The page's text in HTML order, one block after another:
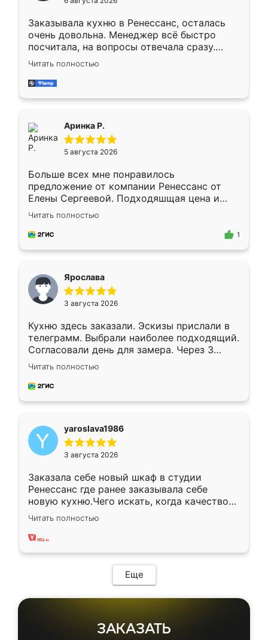
мебели буду заказывать только здесь.
Заказывала кухню в Ренессанс, осталась
очень довольна. Менеджер всё быстро
посчитала, на вопросы отвечала сразу.
Замерщик приехал в субботу, подошёл к
делу со всей ответственностью. Собрали
за день, ребята работали аккуратно, даже
Читать полностью
Аринка Р.
5 августа 2026
Больше всех мне понравилось
предложение от компании Ренессанс от
Елены Сергеевой. Подходяшщая цена и
короткие сроки изготовления. Приехавший
для замера сотрудник Владислав
предложил по моему эскизу самый
Читать полностью
1
Ярослава
3 августа 2026
Кухню здесь заказали. Эскизы прислали в
телеграмм. Выбрали наиболее подходящий.
Согласовали день для замера. Через 3
недели кухня была уже готова. Остались
довольны работой. Спасибо Ренессанс
мебель за качественную работу!
Читать полностью
yaroslava1986
3 августа 2026
Заказала себе новый шкаф в студии
Ренессанс где ранее заказывала себе
новую кухню.Чего искать, когда качеством
вполне довольна. Служит кухня уже почти
два года, нареканий нет.
Читать полностью
Еще
ЗАКАЗАТЬ